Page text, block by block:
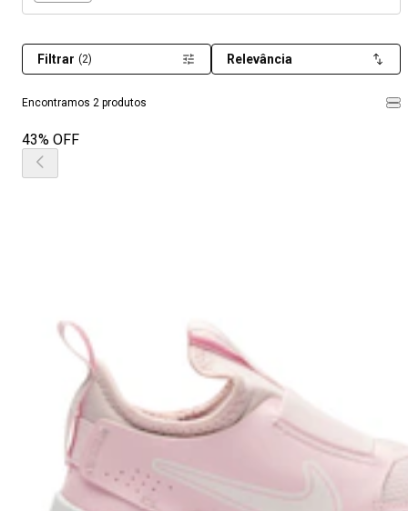
Encontramos 2 produtos
Filtrar (2) Relevância
43% OFF